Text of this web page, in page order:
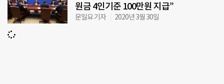
원금 4인기준 100만원 지급”
문일요 기자 2020년 3월 30일